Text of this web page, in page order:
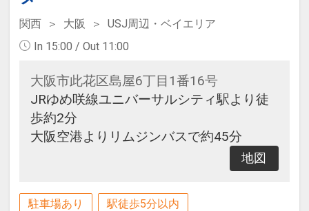
関西 大阪
USJ周辺・ベイエリア
In 15:00 / Out 11:00
大阪市此花区島屋6丁目1番16号
JRゆめ咲線ユニバーサルシティ駅より徒
歩約2分
大阪空港よりリムジンバスで約45分
地図
駐車場あり 駅徒歩5分以内